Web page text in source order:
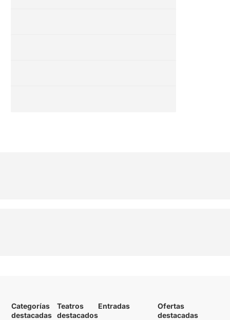
Categorías
destacadas
Teatros
destacados
Entradas
Ofertas
destacadas